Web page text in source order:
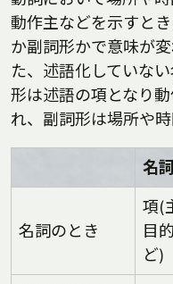
動作主などを示すと
か副詞形かで意味が
た、述語化していな
形は述語の項となり
れ、副詞形は場所や
名
名詞のとき
項(
目
ど)